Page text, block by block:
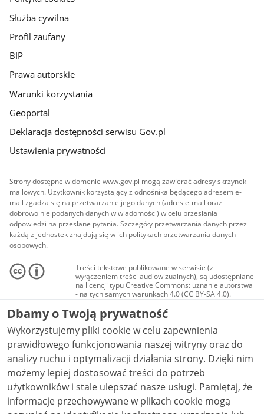
Służba cywilna
Profil zaufany
BIP
Prawa autorskie
Warunki korzystania
Geoportal
Deklaracja dostępności serwisu Gov.pl
Ustawienia prywatności
Strony dostępne w domenie www.gov.pl mogą zawierać adresy skrzynek
mailowych. Użytkownik korzystający z odnośnika będącego adresem e-
mail zgadza się na przetwarzanie jego danych (adres e-mail oraz
dobrowolnie podanych danych w wiadomości) w celu przesłania
odpowiedzi na przesłane pytania. Szczegóły przetwarzania danych przez
każdą z jednostek znajdują się w ich politykach przetwarzania danych
osobowych.
Treści tekstowe publikowane w serwisie (z
wyłączeniem treści audiowizualnych), są udostępniane
na licencji typu Creative Commons: uznanie autorstwa
- na tych samych warunkach 4.0 (CC BY-SA 4.0).
Materiały audiowizualne, w tym zdjęcia, materiały
audio i wideo, są udostępniane na licencji typu
Creative Commons: uznanie autorstwa użycie
niekomercyjne - bez utworów zależnych 4.0 (CC BY-
NC-ND 4.0), o ile nie jest to stwierdzone inaczej.
Dbamy o Twoją prywatność
Wykorzystujemy pliki cookie w celu zapewnienia
prawidłowego funkcjonowania naszej witryny oraz do
analizy ruchu i optymalizacji działania strony. Dzięki nim
możemy lepiej dostosować treści do potrzeb
użytkowników i stale ulepszać nasze usługi. Pamiętaj, że
informacje przechowywane w plikach cookie mogą